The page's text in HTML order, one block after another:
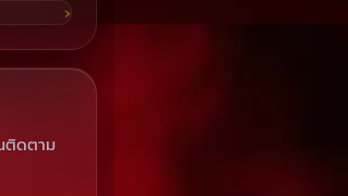
ติดตาม